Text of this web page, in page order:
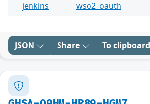
jenkins wso2_oauth
JSON Share To clipboard